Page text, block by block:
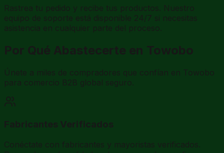
Rastrea tu pedido y recibe tus productos. Nuestro
equipo de soporte está disponible 24/7 si necesitas
asistencia en cualquier parte del proceso.
Por Qué Abastecerte en Towobo
Únete a miles de compradores que confían en Towobo
para comercio B2B global seguro.
Fabricantes Verificados
Conéctate con fabricantes y mayoristas verificados.